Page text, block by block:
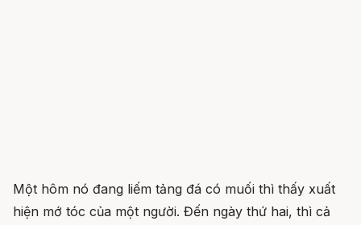
Một hôm nó đang liếm tảng đá có muối thì thấy xuất
hiện mớ tóc của một người. Đến ngày thứ hai, thì cả